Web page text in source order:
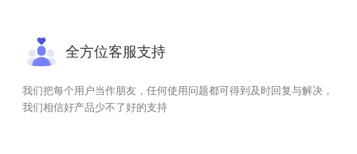
全方位客服支持
我们把每个用户当作朋友，任何使用问题都可得到及时回复与解决，
我们相信好产品少不了好的支持